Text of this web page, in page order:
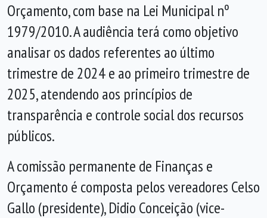
Orçamento, com base na Lei Municipal nº
1979/2010. A audiência terá como objetivo
analisar os dados referentes ao último
trimestre de 2024 e ao primeiro trimestre de
2025, atendendo aos princípios de
transparência e controle social dos recursos
públicos.
A comissão permanente de Finanças e
Orçamento é composta pelos vereadores Celso
Gallo (presidente), Didio Conceição (vice-